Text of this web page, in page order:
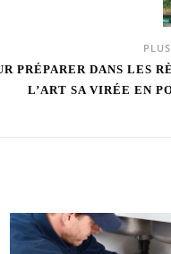
PRÉPARER DANS LES
L’ART SA VIRÉE EN